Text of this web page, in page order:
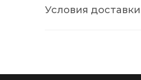
Условия доставки